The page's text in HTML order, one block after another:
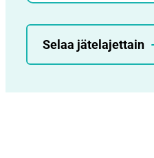
Selaa jätelajettain